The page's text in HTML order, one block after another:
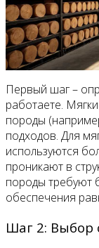
Первый шаг –
работаете.
породы
подходов. Для
используются
проникают в
породы требуют
обеспечения
Шаг 2: Выбор